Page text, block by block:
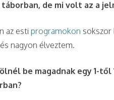
de mi volt az a
az esti programokon sokszor
nagyon élveztem.
be magadnak egy 1-